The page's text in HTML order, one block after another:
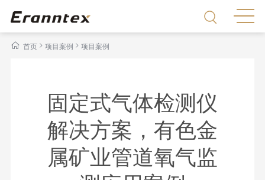
首页> 项目案例 > 项目案例
固定式气体检测仪
解决方案，有色金
属矿业管道氧气监